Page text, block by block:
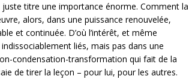
juste titre une importance énorme. Comment la
alors, dans une puissance renouvelée,
et continuée. D’où l’intérêt, et même
liés, mais pas dans une
condensation-transformation qui fait de la
de tirer la leçon – pour lui, pour les autres.